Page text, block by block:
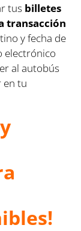
tus billetes
transacción
y fecha de
electrónico
al autobús
en tu